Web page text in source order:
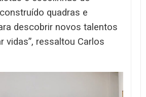
quadras e
descobrir novos talentos
vidas”, ressaltou Carlos